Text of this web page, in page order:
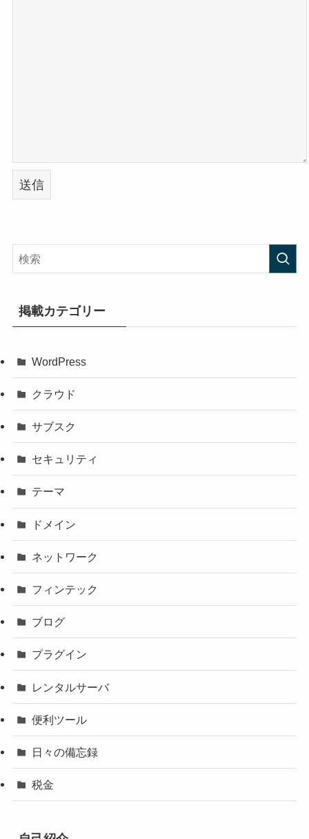
掲載カテゴリー
WordPress
クラウド
サブスク
セキュリティ
テーマ
ドメイン
ネットワーク
フィンテック
ブログ
プラグイン
レンタルサーバ
便利ツール
日々の備忘録
税金